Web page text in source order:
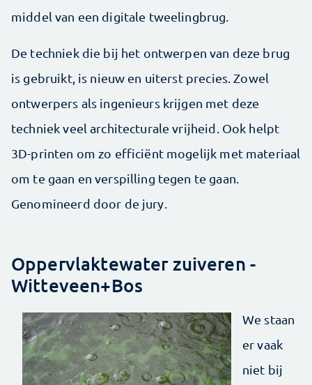
middel van een digitale tweelingbrug.
De techniek die bij het ontwerpen van deze brug
is gebruikt, is nieuw en uiterst precies. Zowel
ontwerpers als ingenieurs krijgen met deze
techniek veel architecturale vrijheid. Ook helpt
3D-printen om zo efficiënt mogelijk met materiaal
om te gaan en verspilling tegen te gaan.
Genomineerd door de jury.
Oppervlaktewater zuiveren -
Witteveen+Bos
We staan
er vaak
niet bij